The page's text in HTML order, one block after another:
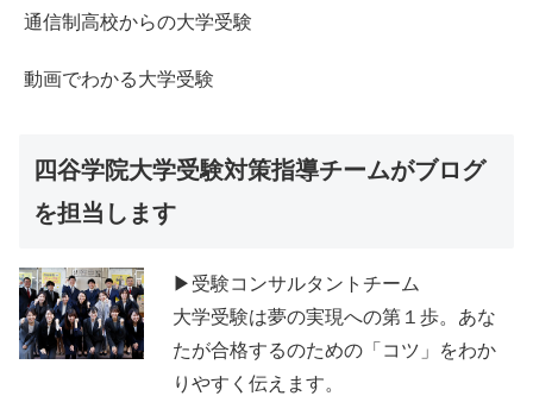
通信制高校からの大学受験
動画でわかる大学受験
四谷学院大学受験対策指導チームがブログ
を担当します
▶受験コンサルタントチーム
大学受験は夢の実現への第１歩。あな
たが合格するのための「コツ」をわか
りやすく伝えます。